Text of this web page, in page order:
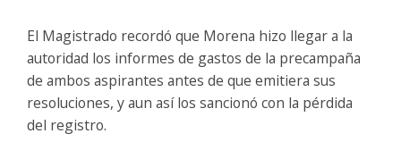
El Magistrado recordó que Morena hizo llegar a la
autoridad los informes de gastos de la precampaña
de ambos aspirantes antes de que emitiera sus
resoluciones, y aun así los sancionó con la pérdida
del registro.